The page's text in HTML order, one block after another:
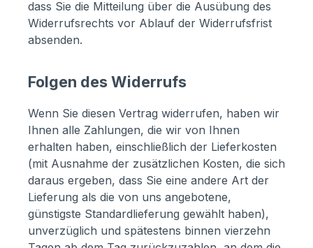
dass Sie die Mitteilung über die Ausübung des
Widerrufsrechts vor Ablauf der Widerrufsfrist
absenden.
Folgen des Widerrufs
Wenn Sie diesen Vertrag widerrufen, haben wir
Ihnen alle Zahlungen, die wir von Ihnen
erhalten haben, einschließlich der Lieferkosten
(mit Ausnahme der zusätzlichen Kosten, die sich
daraus ergeben, dass Sie eine andere Art der
Lieferung als die von uns angebotene,
günstigste Standardlieferung gewählt haben),
unverzüglich und spätestens binnen vierzehn